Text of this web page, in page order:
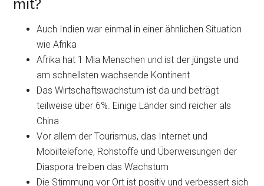
mit?
Auch Indien war einmal in einer ähnlichen Situation
wie Afrika
Afrika hat 1 Mia Menschen und ist der jüngste und
am schnellsten wachsende Kontinent
Das Wirtschaftswachstum ist da und beträgt
teilweise über 6%. Einige Länder sind reicher als
China
Vor allem der Tourismus, das Internet und
Mobiltelefone, Rohstoffe und Überweisungen der
Diaspora treiben das Wachstum
Die Stimmung vor Ort ist positiv und verbessert sich